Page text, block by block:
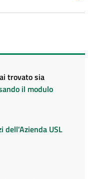
trovato sia
il modulo
dell'Azienda USL